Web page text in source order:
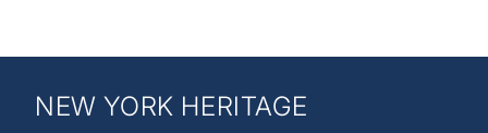
NEW YORK HERITAGE